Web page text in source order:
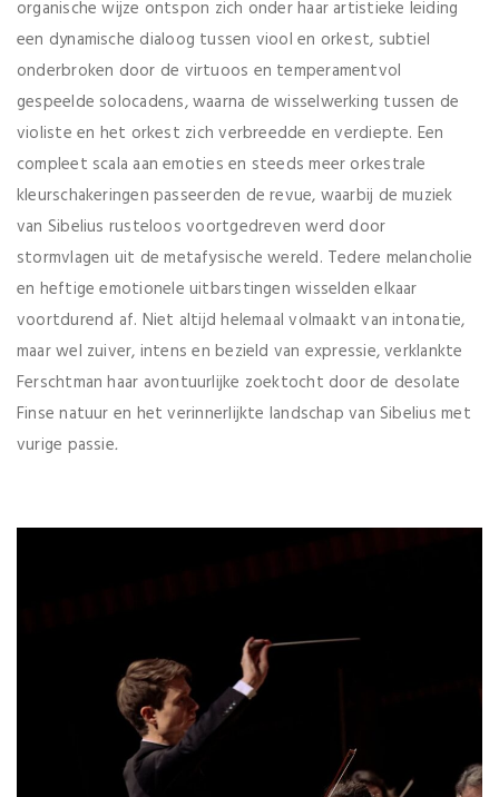
organische wijze ontspon zich onder haar artistieke leiding
een dynamische dialoog tussen viool en orkest, subtiel
onderbroken door de virtuoos en temperamentvol
gespeelde solocadens, waarna de wisselwerking tussen de
violiste en het orkest zich verbreedde en verdiepte. Een
compleet scala aan emoties en steeds meer orkestrale
kleurschakeringen passeerden de revue, waarbij de muziek
van Sibelius rusteloos voortgedreven werd door
stormvlagen uit de metafysische wereld. Tedere melancholie
en heftige emotionele uitbarstingen wisselden elkaar
voortdurend af. Niet altijd helemaal volmaakt van intonatie,
maar wel zuiver, intens en bezield van expressie, verklankte
Ferschtman haar avontuurlijke zoektocht door de desolate
Finse natuur en het verinnerlijkte landschap van Sibelius met
vurige passie.